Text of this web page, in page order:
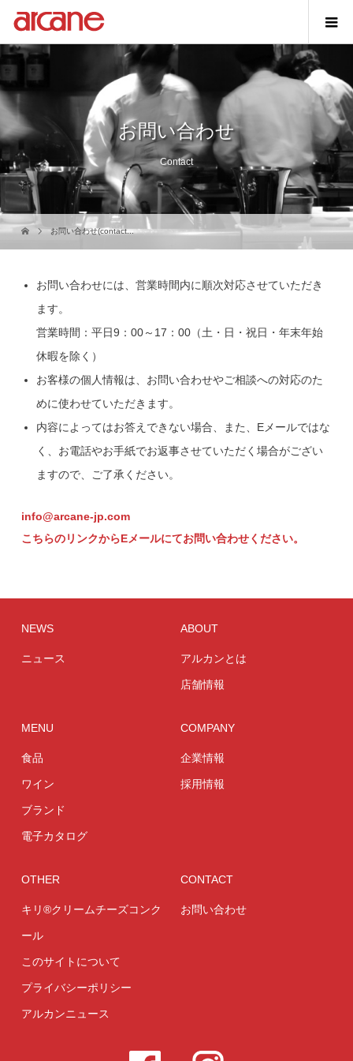
お問い合わせ
Contact
お問い合わせ(contact...
お問い合わせには、営業時間内に順次対応させていただき
ます。
営業時間：平日9：00～17：00（土・日・祝日・年末年始
休暇を除く）
お客様の個人情報は、お問い合わせやご相談への対応のた
めに使わせていただきます。
内容によってはお答えできない場合、また、Eメールではな
く、お電話やお手紙でお返事させていただく場合がござい
ますので、ご了承ください。
info@arcane-jp.com
こちらのリンクからEメールにてお問い合わせください。
NEWS
ニュース
ABOUT
アルカンとは
店舗情報
MENU
食品
ワイン
ブランド
電子カタログ
COMPANY
企業情報
採用情報
OTHER
キリ®クリームチーズコンク
ール
このサイトについて
プライバシーポリシー
アルカンニュース
CONTACT
お問い合わせ